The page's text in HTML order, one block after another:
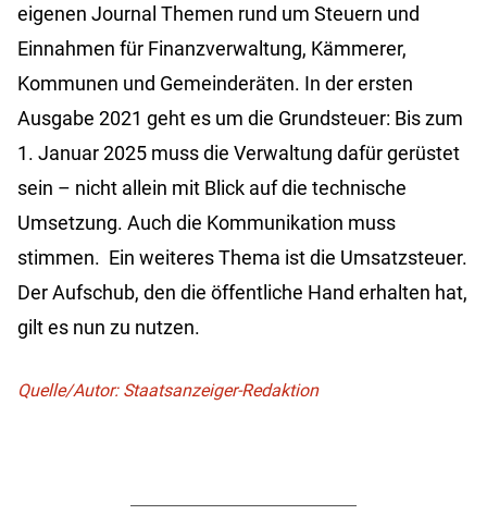
eigenen Journal Themen rund um Steuern und
Einnahmen für Finanzverwaltung, Kämmerer,
Kommunen und Gemeinderäten. In der ersten
Ausgabe 2021 geht es um die Grundsteuer: Bis zum
1. Januar 2025 muss die Verwaltung dafür gerüstet
sein – nicht allein mit Blick auf die technische
Umsetzung. Auch die Kommunikation muss
stimmen. Ein weiteres Thema ist die Umsatzsteuer.
Der Aufschub, den die öffentliche Hand erhalten hat,
gilt es nun zu nutzen.
Quelle/Autor: Staatsanzeiger-Redaktion